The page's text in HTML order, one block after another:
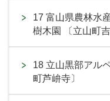
17 富山県農林水
樹木園 〔立山町吉
18 立山黒部アル
町芦峅寺〕